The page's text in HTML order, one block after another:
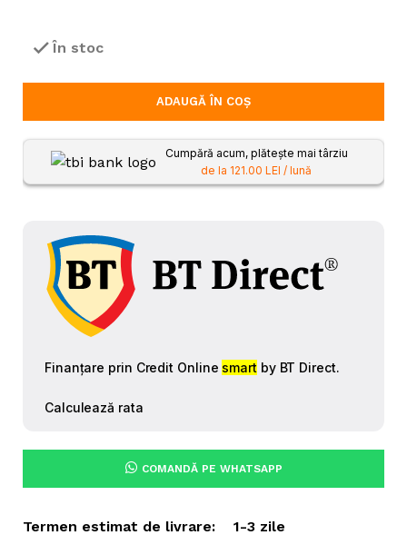
În stoc
ADAUGĂ ÎN COȘ
Cumpără acum, plătește mai târziu
de la 121.00 LEI / lună
COMANDĂ PE WHATSAPP
Termen estimat de livrare: 1-3 zile